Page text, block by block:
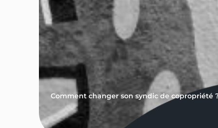
Comment changer son syndic de copropriété